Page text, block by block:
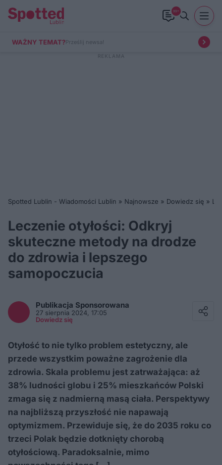
99+
WAŻNY TEMAT?Prześlij newsa!
Spotted Lublin - Wiadomości Lublin » Najnowsze » Dowiedz się »
Leczenie otyłości: Odkryj
skuteczne metody na drodze
do zdrowia i lepszego
samopoczucia
Publikacja Sponsorowana
27 sierpnia 2024, 17:05
Dowiedz się
Otyłość to nie tylko problem estetyczny, ale
przede wszystkim poważne zagrożenie dla
zdrowia. Skala problemu jest zatrważająca: aż
38% ludności globu i 25% mieszkańców Polski
zmaga się z nadmierną masą ciała. Perspektywy
na najbliższą przyszłość nie napawają
optymizmem. Przewiduje się, że do 2035 roku co
trzeci Polak będzie dotknięty chorobą
otyłościową. Paradoksalnie, mimo